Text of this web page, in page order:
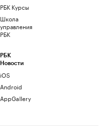
РБК Курсы
Школа
управления
РБК
РБК
Новости
iOS
Android
AppGallery